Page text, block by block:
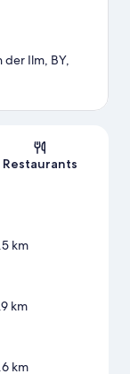
der Ilm, BY,
Restaurants
km
km
km